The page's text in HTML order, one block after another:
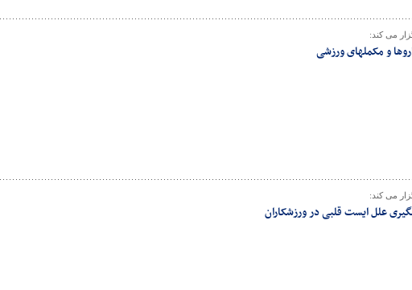
می کند:
و مکملهای ورزشی
می کند:
علل ایست قلبی در ورزشکاران